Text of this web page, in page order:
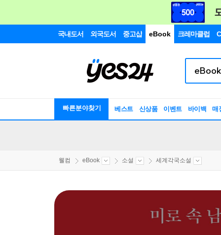
국내도서 외국도서 중고샵 eBook 크레마클럽
빠른분야찾기 베스트 신상품 이벤트 바이백 매
웰컴 eBook 소설 세계각국소설